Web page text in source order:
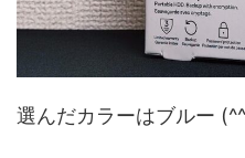
選んだカラーはブルー